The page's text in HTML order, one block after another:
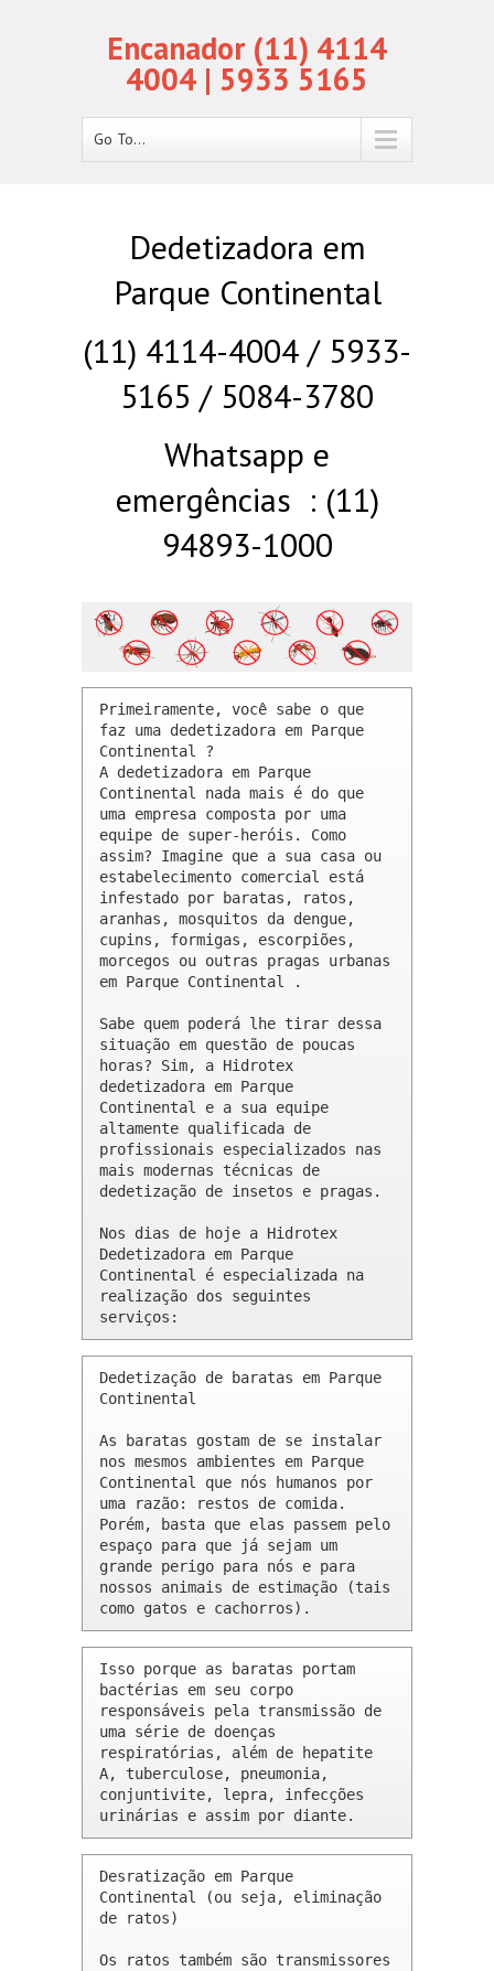
Encanador (11) 4114
4004 | 5933 5165
Go To...
Dedetizadora em
Parque Continental
(11) 4114-4004 / 5933-
5165 / 5084-3780
Whatsapp e
emergências : (11)
94893-1000
Primeiramente, você sabe o que
faz uma dedetizadora em Parque
Continental ?
A dedetizadora em Parque
Continental nada mais é do que
uma empresa composta por uma
equipe de super-heróis. Como
assim? Imagine que a sua casa ou
estabelecimento comercial está
infestado por baratas, ratos,
aranhas, mosquitos da dengue,
cupins, formigas, escorpiões,
morcegos ou outras pragas urbanas
em Parque Continental .
Sabe quem poderá lhe tirar dessa
situação em questão de poucas
horas? Sim, a Hidrotex
dedetizadora em Parque
Continental e a sua equipe
altamente qualificada de
profissionais especializados nas
mais modernas técnicas de
dedetização de insetos e pragas.
Nos dias de hoje a Hidrotex
Dedetizadora em Parque
Continental é especializada na
realização dos seguintes
serviços:
Dedetização de baratas em Parque
Continental
As baratas gostam de se instalar
nos mesmos ambientes em Parque
Continental que nós humanos por
uma razão: restos de comida.
Porém, basta que elas passem pelo
espaço para que já sejam um
grande perigo para nós e para
nossos animais de estimação (tais
como gatos e cachorros).
Isso porque as baratas portam
bactérias em seu corpo
responsáveis pela transmissão de
uma série de doenças
respiratórias, além de hepatite
A, tuberculose, pneumonia,
conjuntivite, lepra, infecções
urinárias e assim por diante.
Desratização em Parque
Continental (ou seja, eliminação
de ratos)
Os ratos também são transmissores